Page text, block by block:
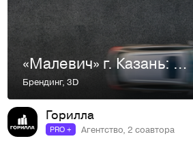
«Малевич» г. Казань: брендинг жилого комплекса
Брендинг,3D
Горилла
PRO + Агентство, 2 соавтора